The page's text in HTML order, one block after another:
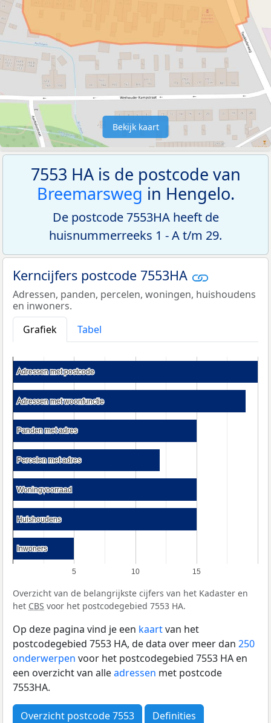
Bekijk kaart
7553 HA is de postcode van
Breemarsweg in Hengelo.
De postcode 7553HA heeft de
huisnummerreeks 1 - A t/m 29.
Kerncijfers postcode 7553HA
Adressen, panden, percelen, woningen, huishoudens
en inwoners.
Grafiek
Tabel
5 10 15
Adressen met postcode
Adressen met postcode
Adressen met woonfunctie
Adressen met woonfunctie
Panden met adres
Panden met adres
Percelen met adres
Percelen met adres
Woningvoorraad
Woningvoorraad
Huishoudens
Huishoudens
Inwoners
Inwoners
Overzicht van de belangrijkste cijfers van het Kadaster en
het CBS voor het postcodegebied 7553 HA.
Op deze pagina vind je een kaartvan het
postcodegebied 7553 HA, de data over meer dan 250
onderwerpen voor het postcodegebied 7553 HA en
een overzicht van alleadressen met postcode
7553HA.
Overzicht postcode 7553 Definities